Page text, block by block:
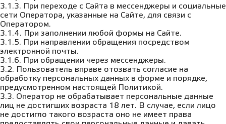
3.1.3. При переходе с Сайта в мессенджеры и социальные
сети Оператора, указанные на Сайте, для связи с
Оператором.
3.1.4. При заполнении любой формы на Сайте.
3.1.5. При направлении обращения посредством
электронной почты.
3.1.6. При обращении через мессенджеры.
3.2. Пользователь вправе отозвать согласие на
обработку персональных данных в форме и порядке,
предусмотренном настоящей Политикой.
3.3. Оператор не обрабатывает персональные данные
лиц не достигших возраста 18 лет. В случае, если лицо
не достигло такого возраста оно не имеет права